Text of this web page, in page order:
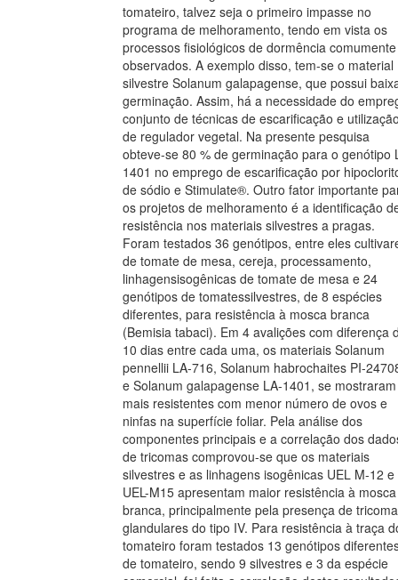
tomateiro, talvez seja o primeiro impasse no
programa de melhoramento, tendo em vista os
processos fisiológicos de dormência comumente
observados. A exemplo disso, tem-se o material
silvestre Solanum galapagense, que possui
germinação. Assim, há a necessidade do
conjunto de técnicas de escarificação e
de regulador vegetal. Na presente pesquisa
obteve-se 80 % de germinação para o genótipo
1401 no emprego de escarificação por
de sódio e Stimulate®. Outro fator importante
os projetos de melhoramento é a identificação
resistência nos materiais silvestres a pragas.
Foram testados 36 genótipos, entre eles
de tomate de mesa, cereja, processamento,
linhagensisogênicas de tomate de mesa e 24
genótipos de tomatessilvestres, de 8 espécies
diferentes, para resistência à mosca branca
(Bemisia tabaci). Em 4 avalições com diferença
10 dias entre cada uma, os materiais Solanum
pennellii LA-716, Solanum habrochaites PI-
e Solanum galapagense LA-1401, se
mais resistentes com menor número de ovos e
ninfas na superfície foliar. Pela análise dos
componentes principais e a correlação dos
de tricomas comprovou-se que os materiais
silvestres e as linhagens isogênicas UEL M-12 e
UEL-M15 apresentam maior resistência à mosca
branca, principalmente pela presença de
glandulares do tipo IV. Para resistência à traça
tomateiro foram testados 13 genótipos
de tomateiro, sendo 9 silvestres e 3 da espécie